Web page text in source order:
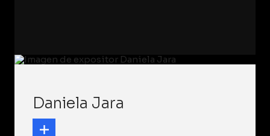
Daniela Jara